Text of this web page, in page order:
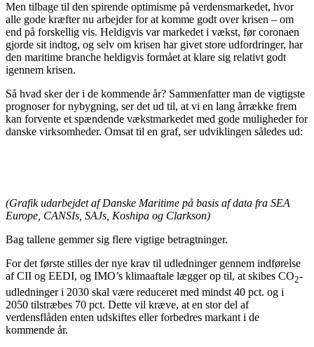
Men tilbage til den spirende optimisme på verdensmarkedet, hvor
alle gode kræfter nu arbejder for at komme godt over krisen – om
end på forskellig vis. Heldigvis var markedet i vækst, før coronaen
gjorde sit indtog, og selv om krisen har givet store udfordringer, har
den maritime branche heldigvis formået at klare sig relativt godt
igennem krisen.
Så hvad sker der i de kommende år? Sammenfatter man de vigtigste
prognoser for nybygning, ser det ud til, at vi en lang årrække frem
kan forvente et spændende vækstmarkedet med gode muligheder for
danske virksomheder. Omsat til en graf, ser udviklingen således ud:
(Grafik udarbejdet af Danske Maritime på basis af data fra SEA
Europe, CANSIs, SAJs, Koshipa og Clarkson)
Bag tallene gemmer sig flere vigtige betragtninger.
For det første stilles der nye krav til udledninger gennem indførelse
af CII og EEDI, og IMO’s klimaaftale lægger op til, at skibes CO2-
udledninger i 2030 skal være reduceret med mindst 40 pct. og i
2050 tilstræbes 70 pct. Dette vil kræve, at en stor del af
verdensflåden enten udskiftes eller forbedres markant i de
kommende år.